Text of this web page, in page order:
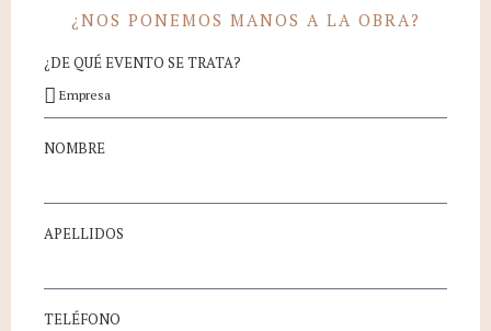
¿NOS PONEMOS MANOS A LA OBRA?
¿DE QUÉ EVENTO SE TRATA?
NOMBRE
APELLIDOS
TELÉFONO